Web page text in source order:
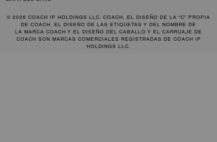
© 2026 COACH IP HOLDINGS LLC. COACH, EL DISEÑO DE LA “C” PROPIA
DE COACH, EL DISEÑO DE LAS ETIQUETAS Y DEL NOMBRE DE
LA MARCA COACH Y EL DISEÑO DEL CABALLO Y EL CARRUAJE DE
COACH SON MARCAS COMERCIALES REGISTRADAS DE COACH IP
HOLDINGS LLC.